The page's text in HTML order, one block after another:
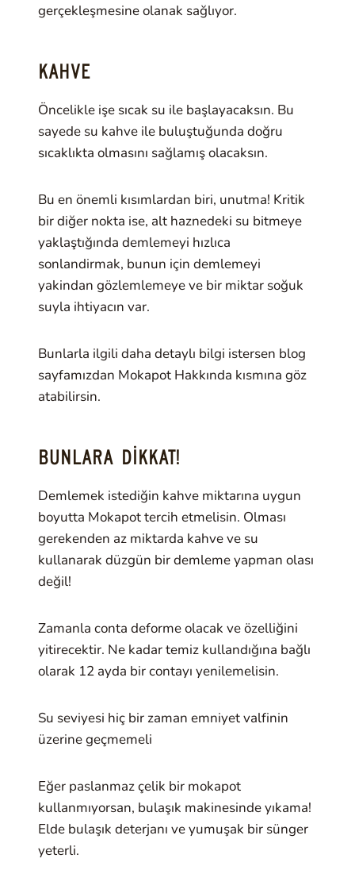
gerçekleşmesine olanak sağlıyor.
KAHVE
Öncelikle işe sıcak su ile başlayacaksın. Bu
sayede su kahve ile buluştuğunda doğru
sıcaklıkta olmasını sağlamış olacaksın.
Bu en önemli kısımlardan biri, unutma! Kritik
bir diğer nokta ise, alt haznedeki su bitmeye
yaklaştığında demlemeyi hızlıca
sonlandirmak, bunun için demlemeyi
yakindan gözlemlemeye ve bir miktar soğuk
suyla ihtiyacın var.
Bunlarla ilgili daha detaylı bilgi istersen blog
sayfamızdan Mokapot Hakkında kısmına göz
atabilirsin.
BUNLARA DIKKAT!
Demlemek istediğin kahve miktarına uygun
boyutta Mokapot tercih etmelisin. Olması
gerekenden az miktarda kahve ve su
kullanarak düzgün bir demleme yapman olası
değil!
Zamanla conta deforme olacak ve özelliğini
yitirecektir. Ne kadar temiz kullandığına bağlı
olarak 12 ayda bir contayı yenilemelisin.
Su seviyesi hiç bir zaman emniyet valfinin
üzerine geçmemeli
Eğer paslanmaz çelik bir mokapot
kullanmıyorsan, bulaşık makinesinde yıkama!
Elde bulaşık deterjanı ve yumuşak bir sünger
yeterli.